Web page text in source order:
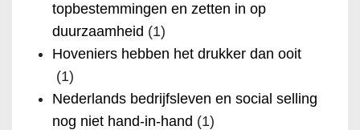
topbestemmingen en zetten in op
duurzaamheid (1)
Hoveniers hebben het drukker dan ooit
(1)
Nederlands bedrijfsleven en social selling
nog niet hand-in-hand (1)